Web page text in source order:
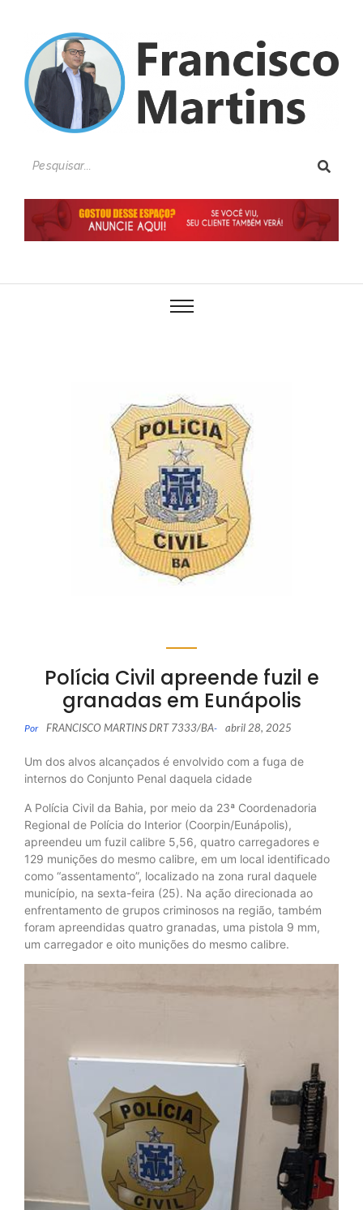
Polícia Civil apreende fuzil e
granadas em Eunápolis
Por FRANCISCO MARTINS DRT 7333/BA- abril 28, 2025
Um dos alvos alcançados é envolvido com a fuga de
internos do Conjunto Penal daquela cidade
A Polícia Civil da Bahia, por meio da 23ª Coordenadoria
Regional de Polícia do Interior (Coorpin/Eunápolis),
apreendeu um fuzil calibre 5,56, quatro carregadores e
129 munições do mesmo calibre, em um local identificado
como “assentamento”, localizado na zona rural daquele
município, na sexta-feira (25). Na ação direcionada ao
enfrentamento de grupos criminosos na região, também
foram apreendidas quatro granadas, uma pistola 9 mm,
um carregador e oito munições do mesmo calibre.